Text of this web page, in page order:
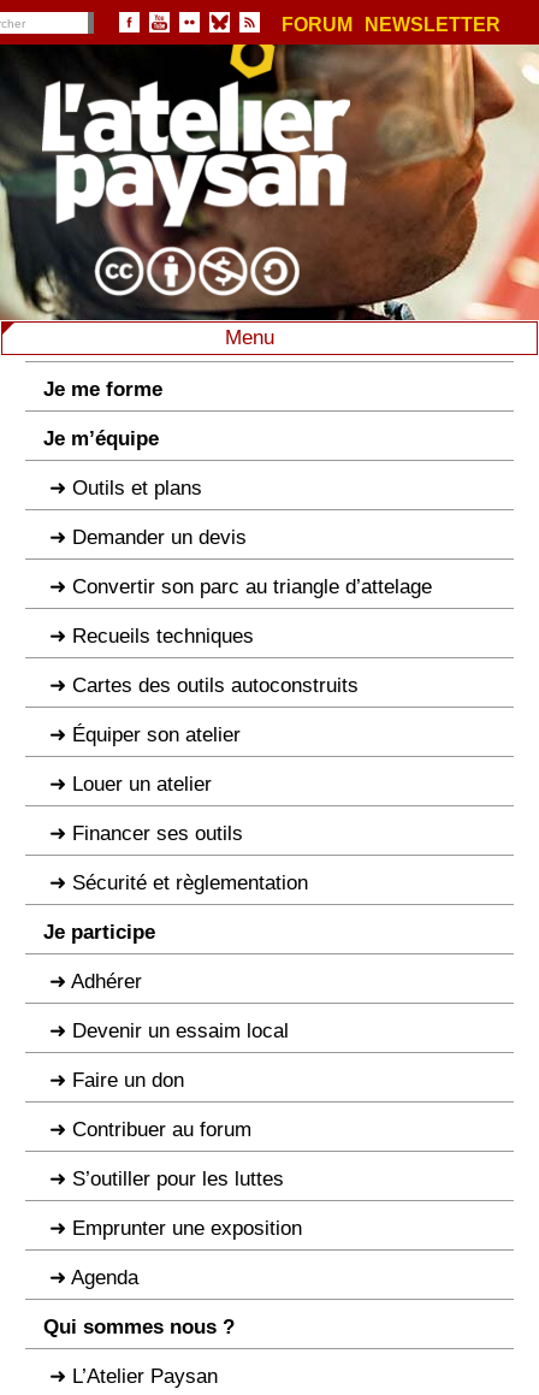
FORUM NEWSLETTER
Menu
Je me forme
Je m’équipe
Outils et plans
Demander un devis
Convertir son parc au triangle d’attelage
Recueils techniques
Cartes des outils autoconstruits
Équiper son atelier
Louer un atelier
Financer ses outils
Sécurité et règlementation
Je participe
Adhérer
Devenir un essaim local
Faire un don
Contribuer au forum
S’outiller pour les luttes
Emprunter une exposition
Agenda
Qui sommes nous ?
L’Atelier Paysan